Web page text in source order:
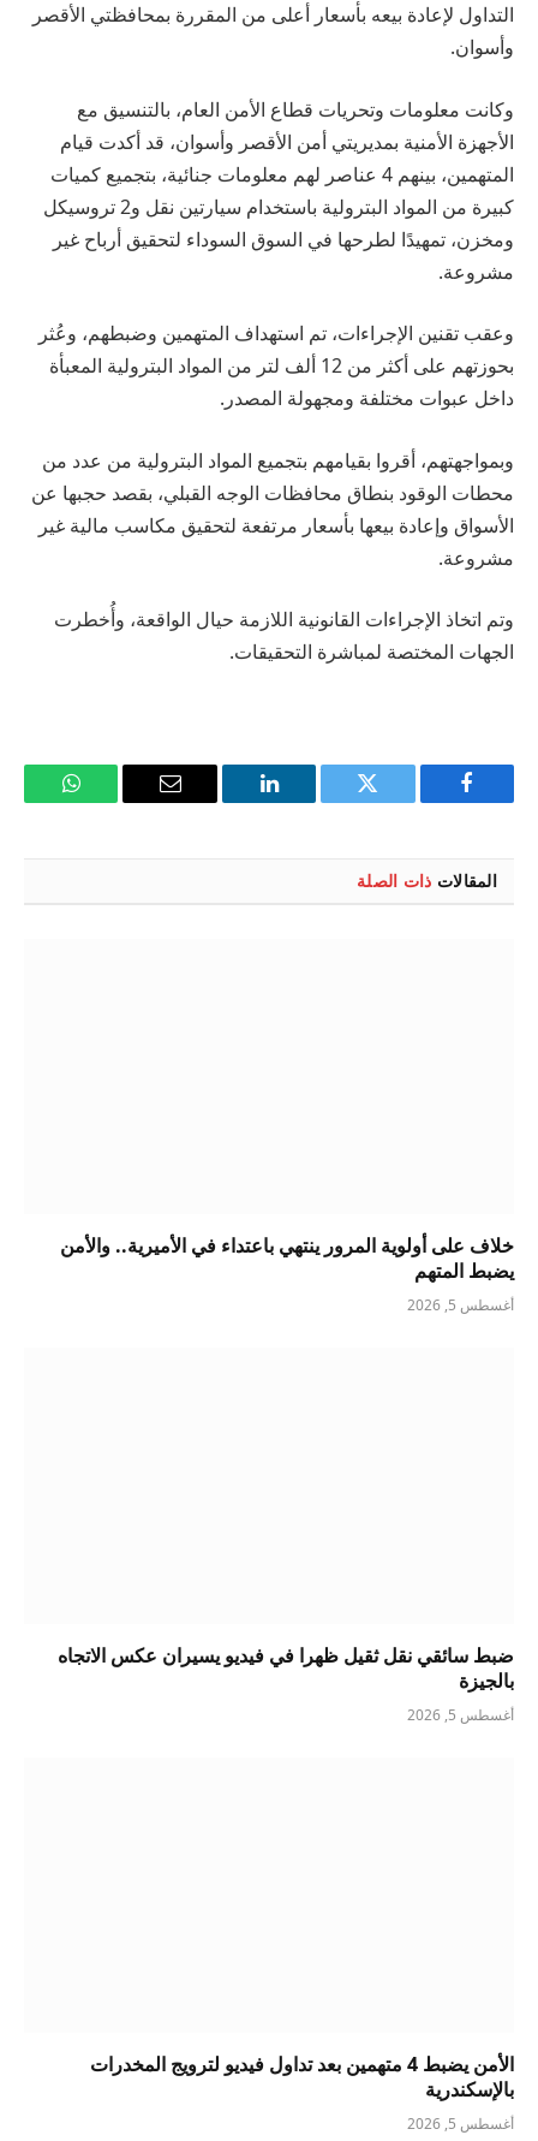
التداول لإعادة بيعه بأسعار أعلى من المقررة بمحافظتي الأقصر
وأسوان.
وكانت معلومات وتحريات قطاع الأمن العام، بالتنسيق مع
الأجهزة الأمنية بمديريتي أمن الأقصر وأسوان، قد أكدت قيام
المتهمين، بينهم 4 عناصر لهم معلومات جنائية، بتجميع كميات
كبيرة من المواد البترولية باستخدام سيارتين نقل و2 تروسيكل
ومخزن، تمهيدًا لطرحها في السوق السوداء لتحقيق أرباح غير
مشروعة.
وعقب تقنين الإجراءات، تم استهداف المتهمين وضبطهم، وعُثر
بحوزتهم على أكثر من 12 ألف لتر من المواد البترولية المعبأة
داخل عبوات مختلفة ومجهولة المصدر.
وبمواجهتهم، أقروا بقيامهم بتجميع المواد البترولية من عدد من
محطات الوقود بنطاق محافظات الوجه القبلي، بقصد حجبها عن
الأسواق وإعادة بيعها بأسعار مرتفعة لتحقيق مكاسب مالية غير
مشروعة.
وتم اتخاذ الإجراءات القانونية اللازمة حيال الواقعة، وأُخطرت
الجهات المختصة لمباشرة التحقيقات.
فيسبوك تويتر لينكدإن
البريد
واتساب
المقالات ذات الصلة
خلاف على أولوية المرور ينتهي باعتداء في الأميرية.. والأمن
يضبط المتهم
أغسطس 5, 2026
ضبط سائقي نقل ثقيل ظهرا في فيديو يسيران عكس الاتجاه
بالجيزة
أغسطس 5, 2026
الأمن يضبط 4 متهمين بعد تداول فيديو لترويج المخدرات
بالإسكندرية
أغسطس 5, 2026